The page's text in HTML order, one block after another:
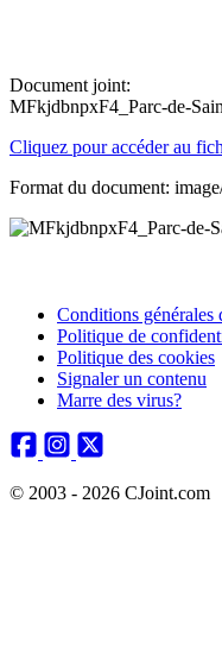
Document joint:
MFkjdbnpxF4_Parc-de-
Cliquez pour accéder au
Format du document:
Conditions générales
Politique de
Politique des cookies
Signaler un contenu
Marre des virus?
© 2003 - 2026 CJoint.com